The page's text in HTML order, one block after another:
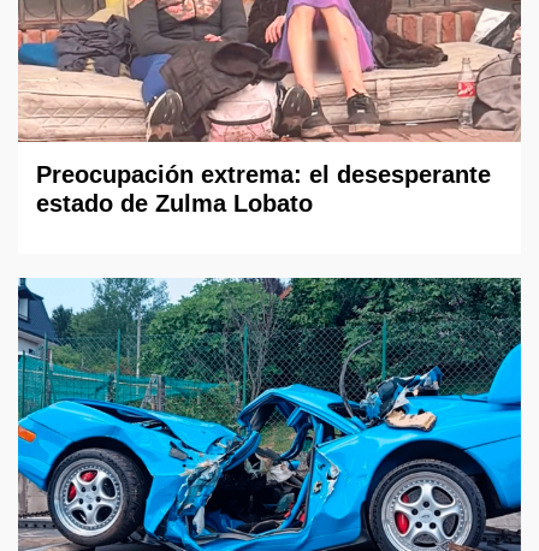
Preocupación extrema: el desesperante
estado de Zulma Lobato